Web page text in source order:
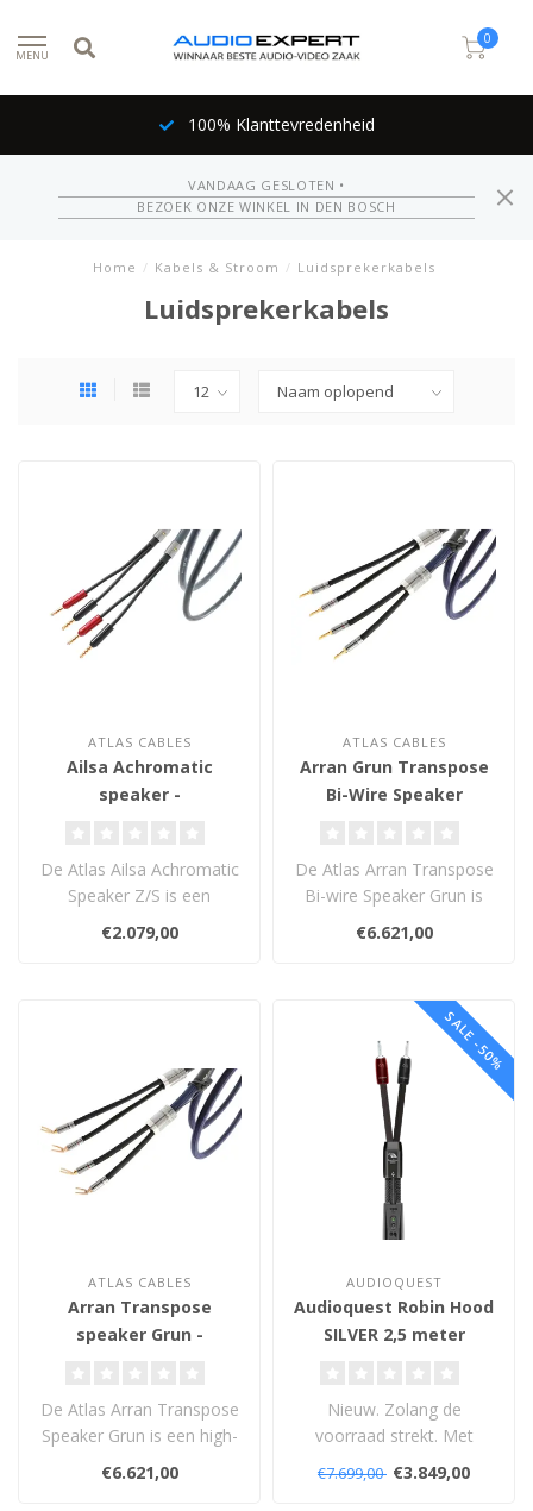
MENU
0
100% Klanttevredenheid
VANDAAG GESLOTEN •
BEZOEK ONZE WINKEL IN DEN BOSCH
Home / Kabels & Stroom / Luidsprekerkabels
Luidsprekerkabels
ATLAS CABLES
Ailsa Achromatic
speaker -
De Atlas Ailsa Achromatic
Speaker Z/S is een
hoogwaardige OCC
luidsprekerkabel m..
€2.079,00
ATLAS CABLES
Arran Grun Transpose
Bi-Wire Speaker
De Atlas Arran Transpose
Bi-wire Speaker Grun is
een high-end OCC-
koperen luidsp..
€6.621,00
ATLAS CABLES
Arran Transpose
speaker Grun -
De Atlas Arran Transpose
Speaker Grun is een high-
end OCC luidsprekerkabel
met v..
€6.621,00
SALE -50%
AUDIOQUEST
Audioquest Robin Hood
SILVER 2,5 meter
Nieuw. Zolang de
voorraad strekt. Met
levenslange garantie.
€7.699,00 €3.849,00